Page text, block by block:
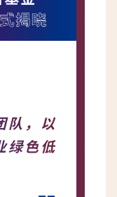
队，以
绿色低